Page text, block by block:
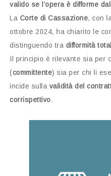
valido se l’opera è difforme
La Corte di Cassazione, con
ottobre 2024, ha chiarito le
distinguendo tra difformità
Il principio è rilevante sia per
(committente) sia per chi li
incide sulla validità del
corrispettivo.